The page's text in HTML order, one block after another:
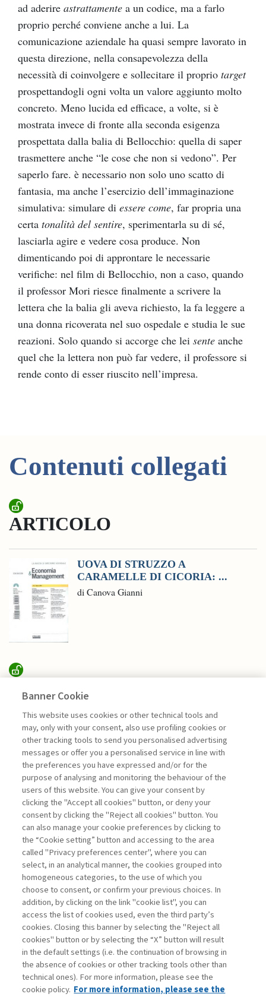
ad aderire astrattamente a un codice, ma a farlo
proprio perché conviene anche a lui. La
comunicazione aziendale ha quasi sempre lavorato in
questa direzione, nella consapevolezza della
necessità di coinvolgere e sollecitare il proprio target
prospettandogli ogni volta un valore aggiunto molto
concreto. Meno lucida ed efficace, a volte, si è
mostrata invece di fronte alla seconda esigenza
prospettata dalla balia di Bellocchio: quella di saper
trasmettere anche “le cose che non si vedono”. Per
saperlo fare. è necessario non solo uno scatto di
fantasia, ma anche l’esercizio dell’immaginazione
simulativa: simulare di essere come, far propria una
certa tonalità del sentire, sperimentarla su di sé,
lasciarla agire e vedere cosa produce. Non
dimenticando poi di approntare le necessarie
verifiche: nel film di Bellocchio, non a caso, quando
il professor Mori riesce finalmente a scrivere la
lettera che la balia gli aveva richiesto, la fa leggere a
una donna ricoverata nel suo ospedale e studia le sue
reazioni. Solo quando si accorge che lei sente anche
quel che la lettera non può far vedere, il professore si
rende conto di esser riuscito nell’impresa.
Contenuti collegati
ARTICOLO
UOVA DI STRUZZO A
CARAMELLE DI CICORIA: ...
di Canova Gianni
SUSTAINABILITY
RICERCA, CONDIVISIONE E
IMPATTO PER ...
di Sylvie Goulard, Francesco Perrini, Stefano
Pogutz
La consultazione dei libri è riservata esclusivamente
agli abbonati Premium
Legenda: Accedi Per registrati Per abbonati
Contatti
Abbonamenti
Archivio rubriche
Banner Cookie
This website uses cookies or other technical tools and
may, only with your consent, also use profiling cookies or
other tracking tools to send you personalised advertising
messages or offer you a personalised service in line with
the preferences you have expressed and/or for the
purpose of analysing and monitoring the behaviour of the
users of this website. You can give your consent by
clicking the "Accept all cookies" button, or deny your
consent by clicking the "Reject all cookies" button. You
can also manage your cookie preferences by clicking to
the “Cookie setting” button and accessing to the area
called "Privacy preferences center", where you can
select, in an analytical manner, the cookies grouped into
homogeneous categories, to the use of which you
choose to consent, or confirm your previous choices. In
addition, by clicking on the link "cookie list", you can
access the list of cookies used, even the third party’s
cookies. Closing this banner by selecting the "Reject all
cookies" button or by selecting the “X” button will result
in the default settings (i.e. the continuation of browsing in
the absence of cookies or other tracking tools other than
technical ones). For more information, please see the
cookie policy. For more information, please see the